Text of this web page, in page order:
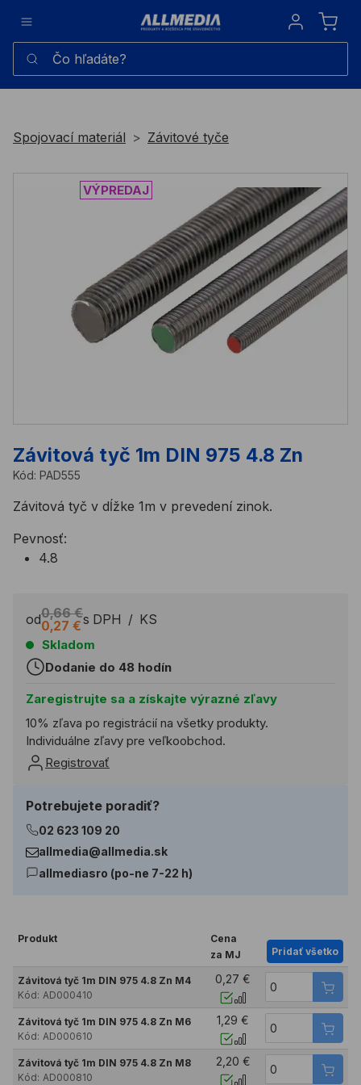
Sign in
Čo hľadáte?
Spojovací materiál Závitové tyče
Závitová tyč 1m DIN 975 4.8 Zn
Kód: PAD555
Závitová tyč v dĺžke 1m v prevedení zinok.
Pevnosť:
4.8
od0,66 €
0,27 €s DPH / KS
Skladom
Dodanie do 48 hodín
Zaregistrujte sa a získajte výrazné zľavy
10% zľava po registrácií na všetky produkty.
Individuálne zľavy pre veľkoobchod.
Registrovať
Potrebujete poradiť?
02 623 109 20
allmedia@allmedia.sk
allmediasro (po-ne 7-22 h)
Produkt
Cena
za MJ
Pridať všetko
Závitová tyč 1m DIN 975 4.8 Zn M4
Kód: AD000410
0,27 €
Závitová tyč 1m DIN 975 4.8 Zn M6
Kód: AD000610
1,29 €
Závitová tyč 1m DIN 975 4.8 Zn M8
Kód: AD000810
2,20 €